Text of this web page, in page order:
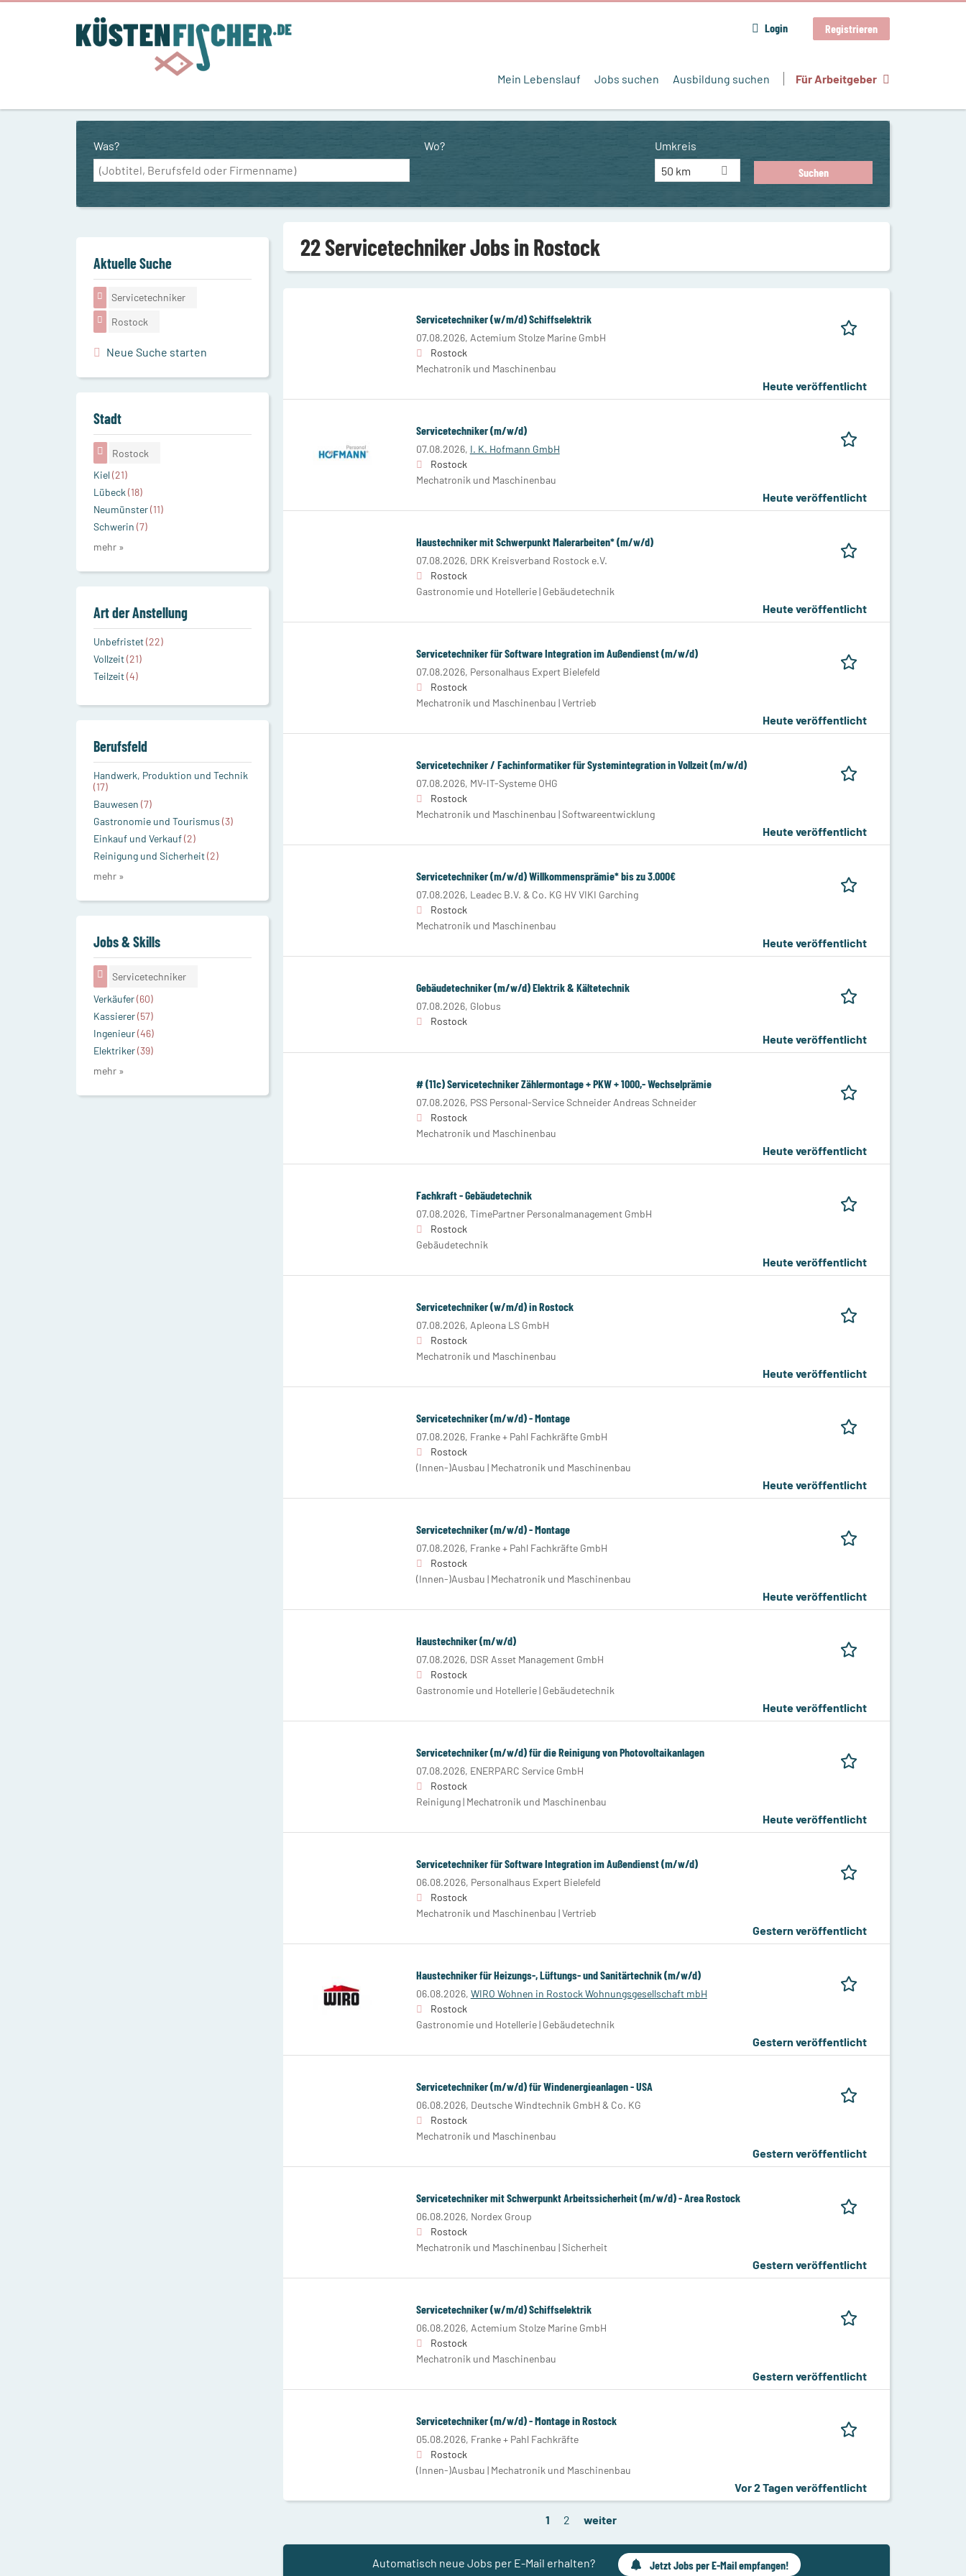
Login Registrieren
Mein Lebenslauf Jobs suchen Ausbildung suchen Für Arbeitgeber
Was? Wo?
Umkreis
50 km
22 Servicetechniker Jobs in Rostock
Servicetechniker (w/m/d) Schiffselektrik
07.08.2026, Actemium Stolze Marine GmbH
Rostock
Mechatronik und Maschinenbau
Heute veröffentlicht
Servicetechniker (m/w/d)
07.08.2026, I. K. Hofmann GmbH
Rostock
Mechatronik und Maschinenbau
Heute veröffentlicht
Haustechniker mit Schwerpunkt Malerarbeiten* (m/w/d)
07.08.2026, DRK Kreisverband Rostock e.V.
Rostock
Gastronomie und Hotellerie | Gebäudetechnik
Heute veröffentlicht
Servicetechniker für Software Integration im Außendienst (m/w/d)
07.08.2026, Personalhaus Expert Bielefeld
Rostock
Mechatronik und Maschinenbau | Vertrieb
Heute veröffentlicht
Servicetechniker / Fachinformatiker für Systemintegration in Vollzeit (m/w/d)
07.08.2026, MV-IT-Systeme OHG
Rostock
Mechatronik und Maschinenbau | Softwareentwicklung
Heute veröffentlicht
Servicetechniker (m/w/d) Willkommensprämie* bis zu 3.000€
07.08.2026, Leadec B.V. & Co. KG HV VIKI Garching
Rostock
Mechatronik und Maschinenbau
Heute veröffentlicht
Gebäudetechniker (m/w/d) Elektrik & Kältetechnik
07.08.2026, Globus
Rostock
Heute veröffentlicht
# (11c) Servicetechniker Zählermontage + PKW + 1000,- Wechselprämie
07.08.2026, PSS Personal-Service Schneider Andreas Schneider
Rostock
Mechatronik und Maschinenbau
Heute veröffentlicht
Fachkraft - Gebäudetechnik
07.08.2026, TimePartner Personalmanagement GmbH
Rostock
Gebäudetechnik
Heute veröffentlicht
Servicetechniker (w/m/d) in Rostock
07.08.2026, Apleona LS GmbH
Rostock
Mechatronik und Maschinenbau
Heute veröffentlicht
Servicetechniker (m/w/d) - Montage
07.08.2026, Franke + Pahl Fachkräfte GmbH
Rostock
(Innen-)Ausbau | Mechatronik und Maschinenbau
Heute veröffentlicht
Servicetechniker (m/w/d) - Montage
07.08.2026, Franke + Pahl Fachkräfte GmbH
Rostock
(Innen-)Ausbau | Mechatronik und Maschinenbau
Heute veröffentlicht
Haustechniker (m/w/d)
07.08.2026, DSR Asset Management GmbH
Rostock
Gastronomie und Hotellerie | Gebäudetechnik
Heute veröffentlicht
Servicetechniker (m/w/d) für die Reinigung von Photovoltaikanlagen
07.08.2026, ENERPARC Service GmbH
Rostock
Reinigung | Mechatronik und Maschinenbau
Heute veröffentlicht
Servicetechniker für Software Integration im Außendienst (m/w/d)
06.08.2026, Personalhaus Expert Bielefeld
Rostock
Mechatronik und Maschinenbau | Vertrieb
Gestern veröffentlicht
Haustechniker für Heizungs-, Lüftungs- und Sanitärtechnik (m/w/d)
06.08.2026, WIRO Wohnen in Rostock Wohnungsgesellschaft mbH
Rostock
Gastronomie und Hotellerie | Gebäudetechnik
Gestern veröffentlicht
Servicetechniker (m/w/d) für Windenergieanlagen - USA
06.08.2026, Deutsche Windtechnik GmbH & Co. KG
Rostock
Mechatronik und Maschinenbau
Gestern veröffentlicht
Servicetechniker mit Schwerpunkt Arbeitssicherheit (m/w/d) - Area Rostock
06.08.2026, Nordex Group
Rostock
Mechatronik und Maschinenbau | Sicherheit
Gestern veröffentlicht
Servicetechniker (w/m/d) Schiffselektrik
06.08.2026, Actemium Stolze Marine GmbH
Rostock
Mechatronik und Maschinenbau
Gestern veröffentlicht
Servicetechniker (m/w/d) - Montage in Rostock
05.08.2026, Franke + Pahl Fachkräfte
Rostock
(Innen-)Ausbau | Mechatronik und Maschinenbau
Vor 2 Tagen veröffentlicht
1 2 weiter
Automatisch neue Jobs per E-Mail erhalten? Jetzt Jobs per E-Mail empfangen!
Aktuelle Suche
Servicetechniker
Rostock
Neue Suche starten
Stadt
Rostock
Kiel(21)
Lübeck(18)
Neumünster(11)
Schwerin (7)
mehr »
Art der Anstellung
Unbefristet(22)
Vollzeit(21)
Teilzeit(4)
Berufsfeld
Handwerk, Produktion und Technik
(17)
Bauwesen (7)
Gastronomie und Tourismus (3)
Einkauf und Verkauf(2)
Reinigung und Sicherheit(2)
mehr »
Jobs & Skills
Servicetechniker
Verkäufer(60)
Kassierer(57)
Ingenieur(46)
Elektriker(39)
mehr »